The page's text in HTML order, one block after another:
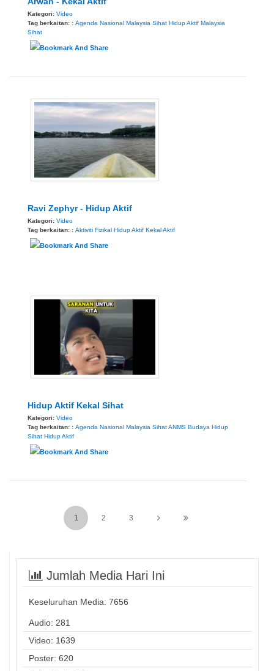
Kategori: Video
Tag berkaitan: : Agenda Nasional Malaysia Sihat Hidup Aktif Malaysia
Sihat
Ravi Zephyr - Hidup Aktif
Kategori: Video
Tag berkaitan: : Aktiviti Fizikal Hidup Aktif Kekal Aktif
Hidup Aktif Kekal Sihat
Kategori: Video
Tag berkaitan: : Agenda Nasional Malaysia SihatANMS Budaya Hidup
Sihat Hidup Aktif
1 2 3
Jumlah Media Hari Ini
Keseluruhan Media: 7656
Audio: 281
Video: 1639
Poster: 620